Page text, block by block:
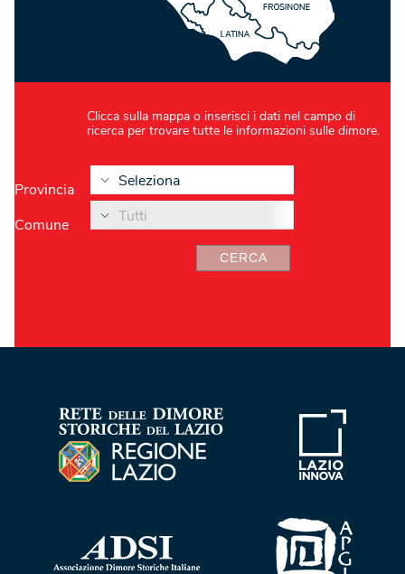
Clicca sulla mappa o inserisci i dati nel campo di
ricerca per trovare tutte le informazioni sulle dimore.
Provincia Seleziona
Comune Tutti